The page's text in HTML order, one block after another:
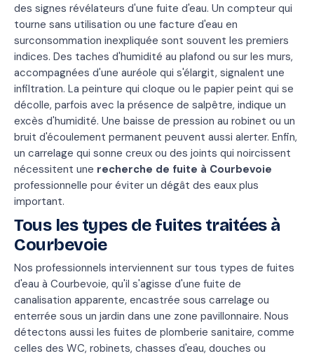
des signes révélateurs d'une fuite d'eau. Un compteur qui
tourne sans utilisation ou une facture d'eau en
surconsommation inexpliquée sont souvent les premiers
indices. Des taches d'humidité au plafond ou sur les murs,
accompagnées d'une auréole qui s'élargit, signalent une
infiltration. La peinture qui cloque ou le papier peint qui se
décolle, parfois avec la présence de salpêtre, indique un
excès d'humidité. Une baisse de pression au robinet ou un
bruit d'écoulement permanent peuvent aussi alerter. Enfin,
un carrelage qui sonne creux ou des joints qui noircissent
nécessitent une recherche de fuite à Courbevoie
professionnelle pour éviter un dégât des eaux plus
important.
Tous les types de fuites traitées à
Courbevoie
Nos professionnels interviennent sur tous types de fuites
d'eau à Courbevoie, qu'il s'agisse d'une fuite de
canalisation apparente, encastrée sous carrelage ou
enterrée sous un jardin dans une zone pavillonnaire. Nous
détectons aussi les fuites de plomberie sanitaire, comme
celles des WC, robinets, chasses d'eau, douches ou